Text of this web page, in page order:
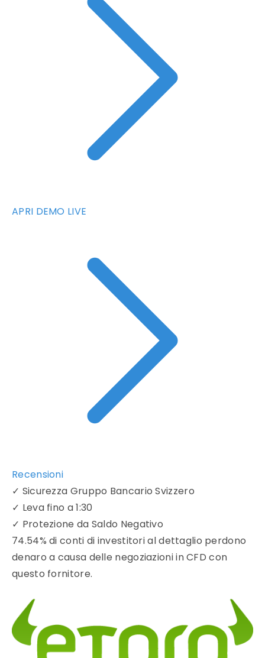
APRI DEMO LIVE
Recensioni
✓ Sicurezza Gruppo Bancario Svizzero
✓ Leva fino a 1:30
✓ Protezione da Saldo Negativo
74.54% di conti di investitori al dettaglio perdono
denaro a causa delle negoziazioni in CFD con
questo fornitore.